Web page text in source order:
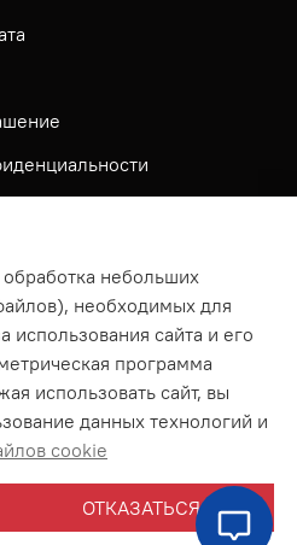
на обработку
система ЯНДЕКС
технологии
рекламно-
небольших
необходимых для
использования сайта и его
программа
использовать сайт, вы
данных технологий и
cookie
ОТКАЗАТЬСЯ